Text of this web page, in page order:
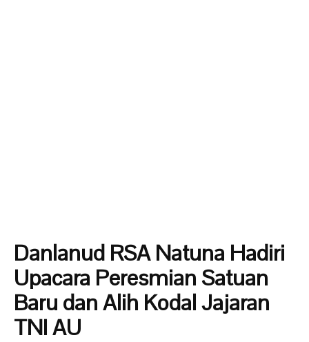
Danlanud RSA Natuna Hadiri
Upacara Peresmian Satuan
Baru dan Alih Kodal Jajaran
TNI AU